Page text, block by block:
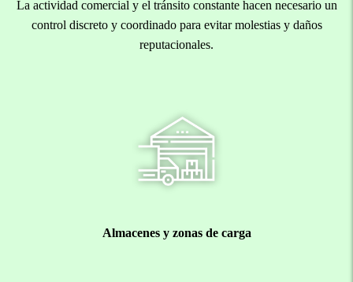
La actividad comercial y el tránsito constante hacen necesario un
control discreto y coordinado para evitar molestias y daños
reputacionales.
Almacenes y zonas de carga